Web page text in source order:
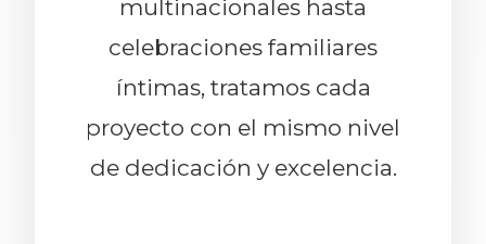
multinacionales hasta
celebraciones familiares
íntimas, tratamos cada
proyecto con el mismo nivel
de dedicación y excelencia.